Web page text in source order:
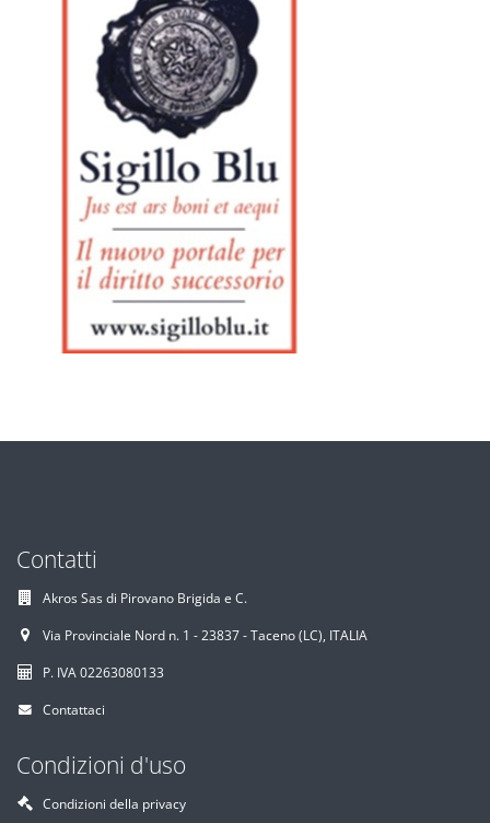
Contatti
Akros Sas di Pirovano Brigida e C.
Via Provinciale Nord n. 1 - 23837 - Taceno (LC), ITALIA
P. IVA 02263080133
Contattaci
Condizioni d'uso
Condizioni della privacy